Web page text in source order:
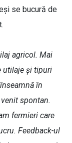
se bucură de
agricol. Mai
utilaje și tipuri
în
spontan.
fermieri care
Feedback-ul